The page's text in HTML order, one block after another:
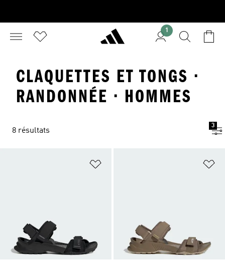
1
CLAQUETTES ET TONGS ·
RANDONNÉE · HOMMES
8 résultats
3
Ajouter à la Liste de produits